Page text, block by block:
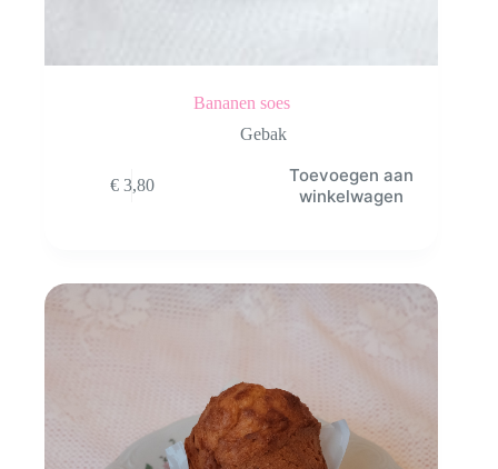
Bananen soes
Gebak
€3,80
Toevoegen aan
winkelwagen